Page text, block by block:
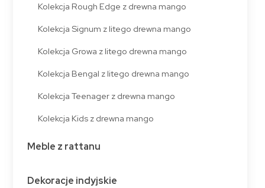
Kolekcja Rough Edge z drewna mango
Kolekcja Signum z litego drewna mango
Kolekcja Growa z litego drewna mango
Kolekcja Bengal z litego drewna mango
Kolekcja Teenager z drewna mango
Kolekcja Kids z drewna mango
Meble z rattanu
Dekoracje indyjskie